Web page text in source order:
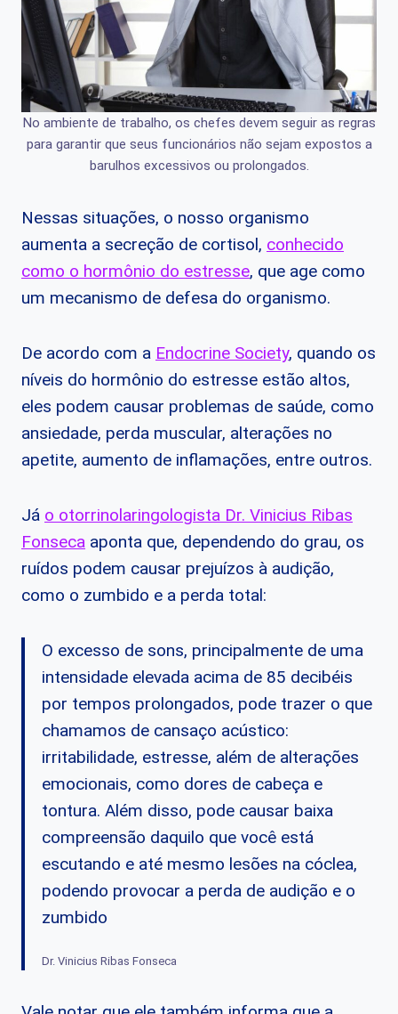
No ambiente de trabalho, os chefes devem seguir as regras
para garantir que seus funcionários não sejam expostos a
barulhos excessivos ou prolongados.
Nessas situações, o nosso organismo
aumenta a secreção de cortisol, conhecido
como o hormônio do estresse, que age como
um mecanismo de defesa do organismo.
De acordo com a Endocrine Society, quando os
níveis do hormônio do estresse estão altos,
eles podem causar problemas de saúde, como
ansiedade, perda muscular, alterações no
apetite, aumento de inflamações, entre outros.
Já o otorrinolaringologista Dr. Vinicius Ribas
Fonseca aponta que, dependendo do grau, os
ruídos podem causar prejuízos à audição,
como o zumbido e a perda total:
O excesso de sons, principalmente de uma
intensidade elevada acima de 85 decibéis
por tempos prolongados, pode trazer o que
chamamos de cansaço acústico:
irritabilidade, estresse, além de alterações
emocionais, como dores de cabeça e
tontura. Além disso, pode causar baixa
compreensão daquilo que você está
escutando e até mesmo lesões na cóclea,
podendo provocar a perda de audição e o
zumbido
Dr. Vinicius Ribas Fonseca